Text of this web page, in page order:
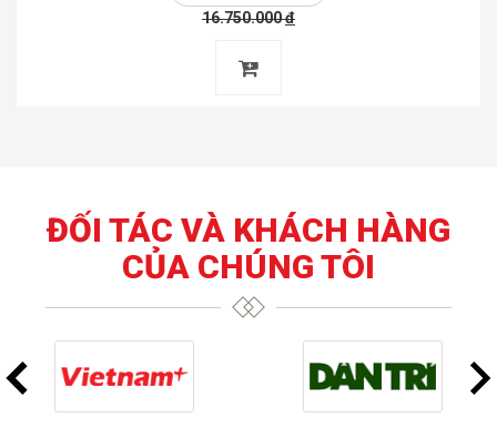
16.750.000đ
ĐỐI TÁC VÀ KHÁCH HÀNG
CỦA CHÚNG TÔI